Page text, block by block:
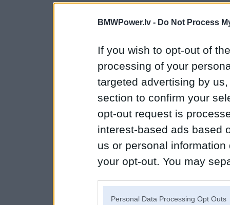
BMWPower.lv - Do Not Process
If you wish to opt-out of
processing of your
targeted advertising by
section to confirm your
opt-out request is
interest-based ads based
us or personal
your opt-out. You may
Personal Data Processing Opt Outs